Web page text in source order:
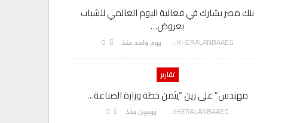
بنك مصر يشارك في فعالية اليوم العالمي للشباب
بعروض…
AKHERALANBAAEG يوم واحد منذ
تقارير
مهندس” على زين “يثمن خطة وزارة الصناعة…
AKHERALANBAAEG يومين منذ